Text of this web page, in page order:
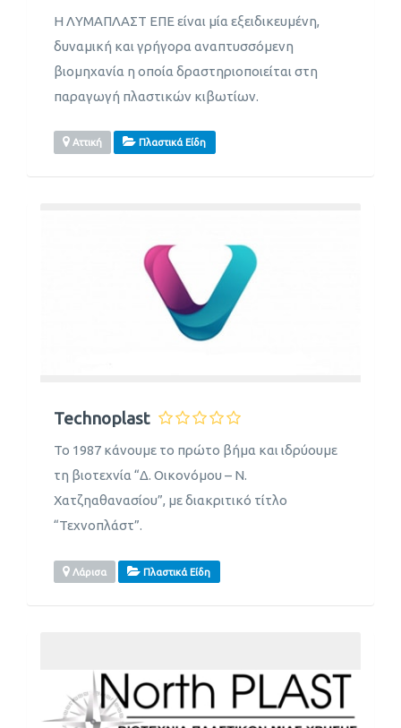
Η ΛΥΜΑΠΛΑΣΤ ΕΠΕ είναι μία εξειδικευμένη,
δυναμική και γρήγορα αναπτυσσόμενη
βιομηχανία η οποία δραστηριοποιείται στη
παραγωγή πλαστικών κιβωτίων.
Αττική Πλαστικά Είδη
Technoplast
Το 1987 κάνουμε το πρώτο βήμα και ιδρύουμε
τη βιοτεχνία “Δ. Οικονόμου – Ν.
Χατζηαθανασίου”, με διακριτικό τίτλο
“Τεχνοπλάστ”.
Λάρισα Πλαστικά Είδη